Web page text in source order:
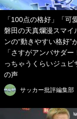
「100点の格好」「可
磐田の天真爛漫スマイ
ンの“動きやすい格好”
「さすがアンバサダー
っちゃうくらいジュビ
の声
サッカー批評編集部